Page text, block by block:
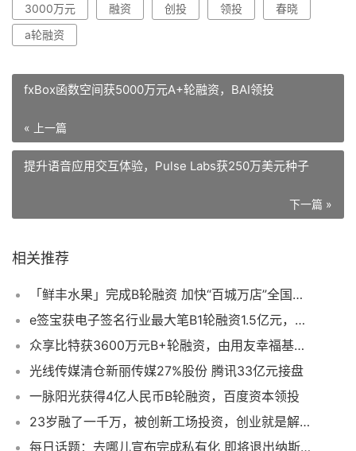
3000万元 融资 创投 领投
春晓
a轮融资
fxBox函数空间获5000万元A+轮融资，BAI领投
« 上一篇
提升语音应用交互体验，Pulse Labs获250万美元种子
下一篇 »
相关推荐
「鲜丰水果」完成B轮融资 加快“百城万店”全国布局
e签宝获电子签名行业最大笔B1轮融资1.5亿元，前海梧桐领投
众享比特获3600万元B+轮融资，由用友幸福基金领投
光线传媒清仓新丽传媒27%股份 腾讯33亿元接盘
一脉阳光获得4亿人民币B轮融资，百度资本领投
23岁融了一千万，被创新工场投资，创业就是解决问题
每日话题：去哪儿宣布完成私有化 即将退出纳斯达克